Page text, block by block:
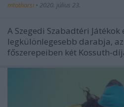
mtothorsi • 2020. július 23.
A Szegedi Szabadtéri Játékok
legkülönlegesebb darabja,
főszerepeiben két Kossuth-